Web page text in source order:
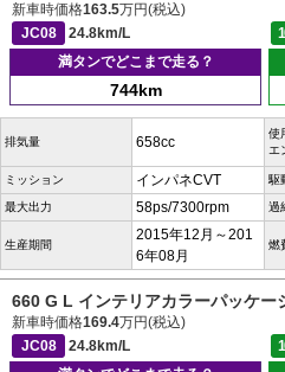
新車時価格163.5万円(税込)
JC08
24.8km/L
満タンでどこまで走る？
744km
排気量 658cc
使
エ
ミッション インパネCVT 駆
最大出力 58ps/7300rpm 過
生産期間
2015年12月～201
6年08月
燃
660 G L インテリアカラーパッケー
新車時価格169.4万円(税込)
JC08
24.8km/L